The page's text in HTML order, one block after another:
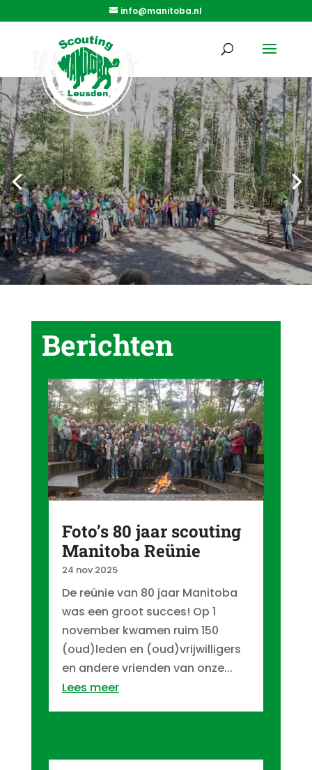
info@manitoba.nl
Berichten
Foto’s 80 jaar scouting
Manitoba Reünie
24 nov 2025
De reünie van 80 jaar Manitoba
was een groot succes! Op 1
november kwamen ruim 150
(oud)leden en (oud)vrijwilligers
en andere vrienden van onze...
Lees meer